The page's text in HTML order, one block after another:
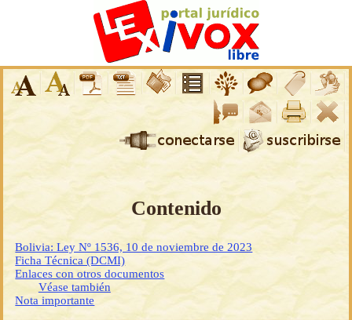
Contenido
Bolivia: Ley Nº 1536, 10 de noviembre de 2023
Ficha Técnica (DCMI)
Enlaces con otros documentos
Véase también
Nota importante